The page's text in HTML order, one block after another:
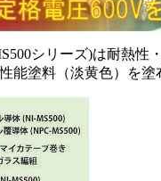
シリーズ)は耐熱性
能塗料（淡黄色）を塗